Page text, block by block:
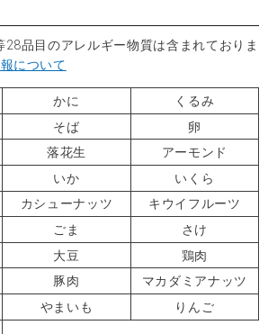
品目のアレルギー物質は含まれておりま
について
かに
くるみ
そば
卵
落花生
アーモンド
いか
いくら
カシューナッツ
キウイフルーツ
ごま
さけ
大豆
鶏肉
豚肉
マカダミアナッツ
やまいも
りんご